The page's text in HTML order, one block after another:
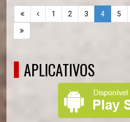
1 2 3 4 5
APLICATIVOS